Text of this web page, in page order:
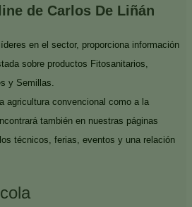
de Carlos De Liñán
en el sector, proporciona información
sobre productos Fitosanitarios,
y Semillas.
agricultura convencional como a la
también en nuestras páginas
técnicos, ferias, eventos y una relación